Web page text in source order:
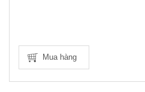
Mua hàng